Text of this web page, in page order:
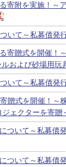
寄附を実施！
いて～私募債発
寄贈式を開催！
および砂場用玩
いて～私募債発
贈式を開催！
ェクターを寄贈
ついて～私募債
ついて～私募債